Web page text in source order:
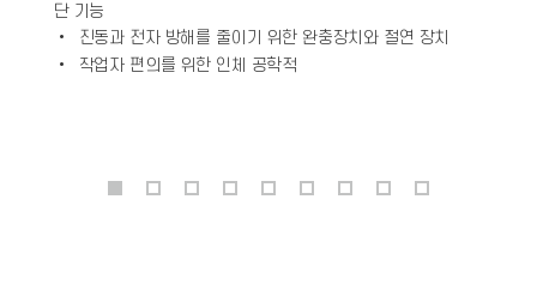
단 기능
• 진동과 전자 방해를 줄이기 위한 완충장치와 절연 장치
• 작업자 편의를 위한 인체 공학적